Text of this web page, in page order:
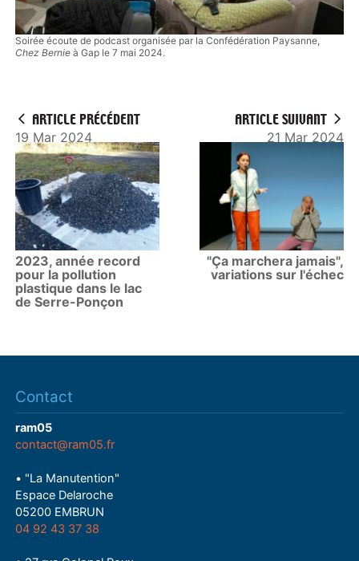
Soirée écoute de podcast organisée par la Confédération Paysanne,
Chez Bernie à Gap le 7 mai 2024.
ARTICLE PRÉCÉDENT
19 Mar 2024
2023, année record
pour la pollution
plastique dans le lac
de Serre-Ponçon
ARTICLE SUIVANT
21 Mar 2024
"Ça marchera jamais",
variations sur l'échec
Contact
ram05
contact@ram05.fr
• "La Manutention"
Espace Delaroche
05200 EMBRUN
04 92 43 37 38